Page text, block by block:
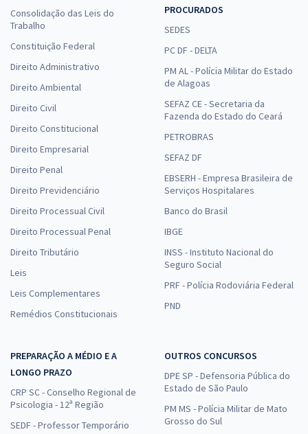
Consolidação das Leis do
Trabalho
Constituição Federal
Direito Administrativo
Direito Ambiental
Direito Civil
Direito Constitucional
Direito Empresarial
Direito Penal
Direito Previdenciário
Direito Processual Civil
Direito Processual Penal
Direito Tributário
Leis
Leis Complementares
Remédios Constitucionais
PROCURADOS
SEDES
PC DF - DELTA
PM AL - Polícia Militar do Estado
de Alagoas
SEFAZ CE - Secretaria da
Fazenda do Estado do Ceará
PETROBRAS
SEFAZ DF
EBSERH - Empresa Brasileira de
Serviços Hospitalares
Banco do Brasil
IBGE
INSS - Instituto Nacional do
Seguro Social
PRF - Polícia Rodoviária Federal
PND
PREPARAÇÃO A MÉDIO E A
LONGO PRAZO
CRP SC - Conselho Regional de
Psicologia - 12ª Região
SEDF - Professor Temporário
OUTROS CONCURSOS
DPE SP - Defensoria Pública do
Estado de São Paulo
PM MS - Polícia Militar de Mato
Grosso do Sul